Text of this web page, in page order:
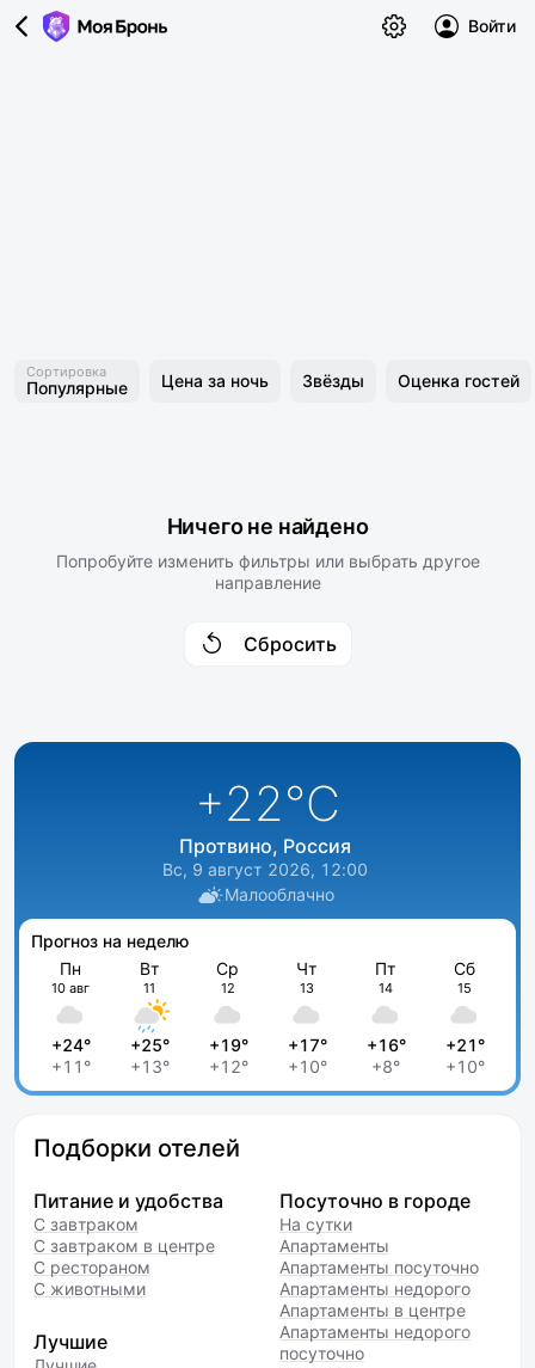
Войти
Сортировка
Популярные Цена за ночь Звёзды Оценка гостей
Ничего не найдено
Попробуйте изменить фильтры или выбрать другое
направление
Сбросить
+22°C
Протвино, Россия
Вс, 9 август 2026, 12:00
Малооблачно
Прогноз на неделю
Пн
10 авг
+24°
+11°
Вт
11
+25°
+13°
Ср
12
+19°
+12°
Чт
13
+17°
+10°
Пт
14
+16°
+8°
Сб
15
+21°
+10°
Подборки отелей
Питание и удобства
С завтраком
С завтраком в центре
С рестораном
С животными
Лучшие
Посуточно в городе
На сутки
Апартаменты
Апартаменты посуточно
Апартаменты недорого
Апартаменты в центре
Апартаменты недорого
посуточно